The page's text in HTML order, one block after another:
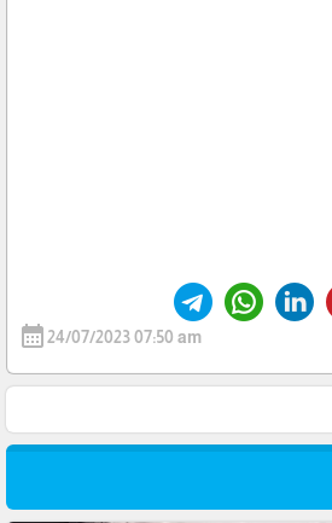
calendar_month24/07/2023 07:50 am